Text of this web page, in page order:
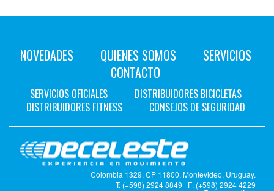
NOVEDADES QUIENES SOMOS
SERVICIOS
CONTACTO
SERVICIOS OFICIALES
DISTRIBUIDORES BICICLETAS
DISTRIBUIDORES FITNESS
CONSEJOS DE SEGURIDAD
Colombia 1329. CP 11800. Montevideo, Uruguay.
T: (+598) 2924 8849 | F: (+598) 2924 4229